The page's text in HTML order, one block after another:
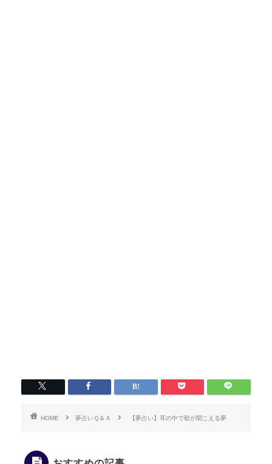
HOME 夢占いＱ＆Ａ 【夢占い】耳の中で歌が聞こえる夢